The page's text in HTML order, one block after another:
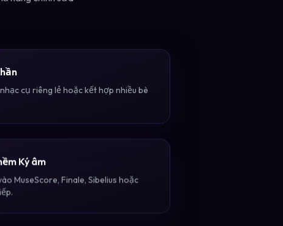
cụ riêng lẻ hoặc kết hợp nhiều bè
Ký âm
MuseScore, Finale, Sibelius hoặc